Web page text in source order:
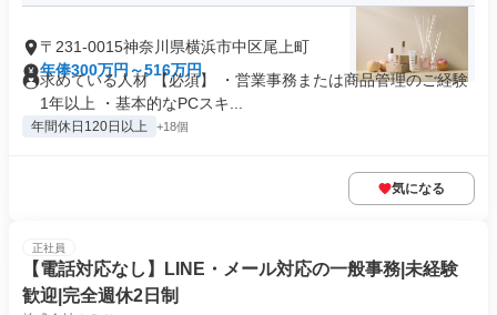
〒231-0015神奈川県横浜市中区尾上町
年俸300万円～516万円
求めている人材 【必須】 ・営業事務または商品管理のご経験
1年以上 ・基本的なPCスキ...
年間休日120日以上 +18個
気になる
正社員
【電話対応なし】LINE・メール対応の一般事務|未経験
歓迎|完全週休2日制